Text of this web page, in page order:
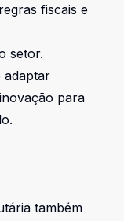
fiscais e
setor.
adaptar
para
também